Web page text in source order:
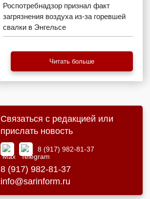
Роспотребнадзор признал факт
загрязнения воздуха из-за горевшей
свалки в Энгельсе
Читать больше
Связаться с редакцией или
прислать новость
8 (917) 982-81-37
8 (917) 982-81-37
info@sarinform.ru